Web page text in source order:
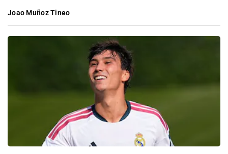
Joao Muñoz Tineo